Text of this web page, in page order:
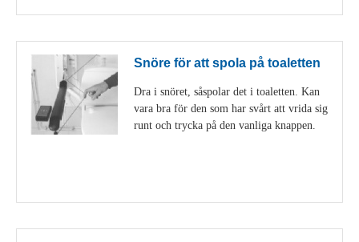
Snöre för att spola på toaletten
Dra i snöret, såspolar det i toaletten. Kan
vara bra för den som har svårt att vrida sig
runt och trycka på den vanliga knappen.